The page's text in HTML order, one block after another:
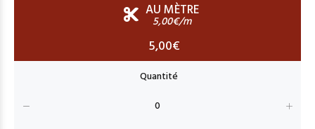
AU MÈTRE
5,00€/m
5,00€